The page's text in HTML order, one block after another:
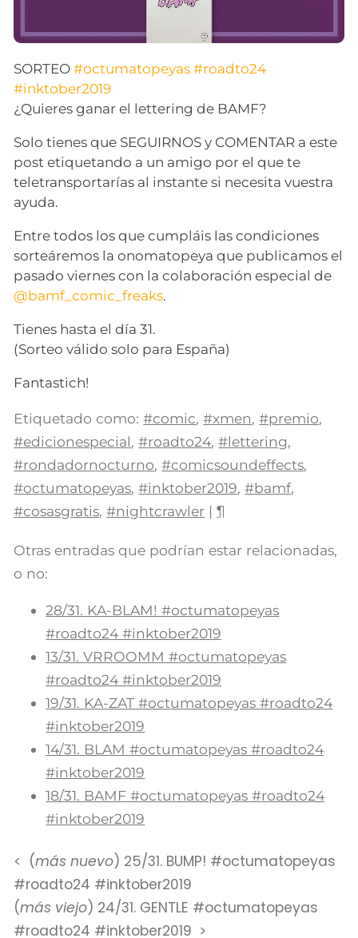
SORTEO#octumatopeyas #roadto24
#inktober2019
¿Quieres ganar el lettering de BAMF?
Solo tienes que SEGUIRNOS y COMENTAR a este
post etiquetando a un amigo por el que te
teletransportarías al instante si necesita vuestra
ayuda.
Entre todos los que cumpláis las condiciones
sorteáremos la onomatopeya que publicamos el
pasado viernes con la colaboración especial de
@bamf_comic_freaks.
Tienes hasta el día 31.
(Sorteo válido solo para España)
Fantastich!
Etiquetado como: #comic,#xmen,#premio,
#edicionespecial,#roadto24,#lettering,
#rondadornocturno,#comicsoundeffects,
#octumatopeyas,#inktober2019,#bamf,
#cosasgratis,#nightcrawler |¶
Otras entradas que podrían estar relacionadas,
o no:
28/31. KA-BLAM! #octumatopeyas
#roadto24 #inktober2019
13/31. VRROOMM #octumatopeyas
#roadto24 #inktober2019
19/31. KA-ZAT #octumatopeyas #roadto24
#inktober2019
14/31. BLAM #octumatopeyas #roadto24
#inktober2019
18/31. BAMF #octumatopeyas #roadto24
#inktober2019
(más nuevo) 25/31. BUMP! #octumatopeyas
#roadto24 #inktober2019
(más viejo) 24/31. GENTLE #octumatopeyas
#roadto24 #inktober2019